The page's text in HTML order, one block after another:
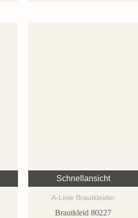
Schnellansicht
A-Linie Brautkleider
Brautkleid 80227